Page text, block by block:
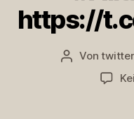
https://
Beitragsautor
Vontwitter